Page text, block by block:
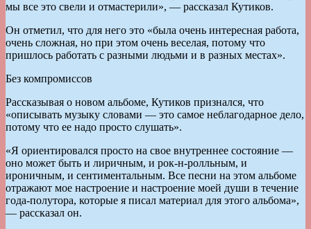
мы все это свели и отмастерили», — рассказал Кутиков.
Он отметил, что для него это «была очень интересная работа,
очень сложная, но при этом очень веселая, потому что
пришлось работать с разными людьми и в разных местах».
Без компромиссов
Рассказывая о новом альбоме, Кутиков признался, что
«описывать музыку словами — это самое неблагодарное дело,
потому что ее надо просто слушать».
«Я ориентировался просто на свое внутреннее состояние —
оно может быть и лиричным, и рок-н-ролльным, и
ироничным, и сентиментальным. Все песни на этом альбоме
отражают мое настроение и настроение моей души в течение
года-полутора, которые я писал материал для этого альбома»,
— рассказал он.